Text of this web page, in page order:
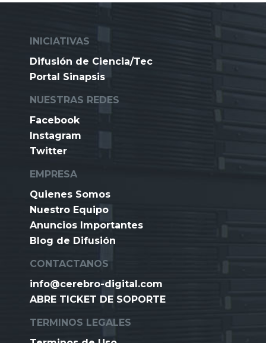
INICIATIVAS
Difusión de Ciencia/Tec
Portal Sinapsis
NUESTRAS REDES
Facebook
Instagram
Twitter
EMPRESA
Quienes Somos
Nuestro Equipo
Anuncios Importantes
Blog de Difusión
CONTACTANOS
info@cerebro-digital.com
ABRE TICKET DE SOPORTE
TERMINOS LEGALES